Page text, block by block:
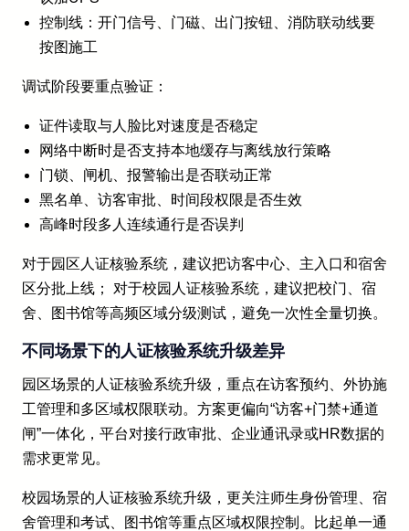
控制线：开门信号、门磁、出门按钮、消防联动线要
按图施工
调试阶段要重点验证：
证件读取与人脸比对速度是否稳定
网络中断时是否支持本地缓存与离线放行策略
门锁、闸机、报警输出是否联动正常
黑名单、访客审批、时间段权限是否生效
高峰时段多人连续通行是否误判
对于园区人证核验系统，建议把访客中心、主入口和宿舍
区分批上线； 对于校园人证核验系统，建议把校门、宿
舍、图书馆等高频区域分级测试，避免一次性全量切换。
不同场景下的人证核验系统升级差异
园区场景的人证核验系统升级，重点在访客预约、外协施
工管理和多区域权限联动。方案更偏向“访客+门禁+通道
闸”一体化，平台对接行政审批、企业通讯录或HR数据的
需求更常见。
校园场景的人证核验系统升级，更关注师生身份管理、宿
舍管理和考试、图书馆等重点区域权限控制。比起单一通